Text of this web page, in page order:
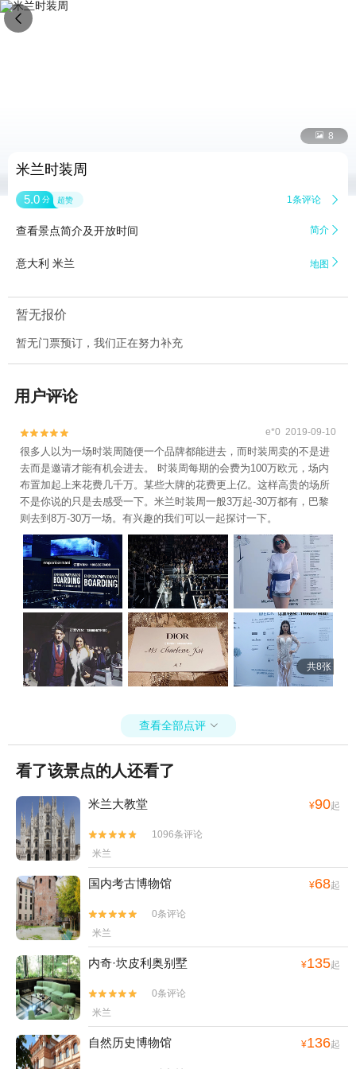
 8
米兰时装周
5.0 分 超赞 1条评论 
查看景点简介及开放时间 简介 
意大利 米兰 地图 
暂无报价
暂无门票预订，我们正在努力补充
用户评论

 e*0 2019-09-10
很多人以为一场时装周随便一个品牌都能进去，而时装周卖的不是进
去而是邀请才能有机会进去。 时装周每期的会费为100万欧元，场内
布置加起上来花费几千万。某些大牌的花费更上亿。这样高贵的场所
不是你说的只是去感受一下。米兰时装周一般3万起-30万都有，巴黎
则去到8万-30万一场。有兴趣的我们可以一起探讨一下。
共8张
查看全部点评 
看了该景点的人还看了
米兰大教堂 ¥90起


1096条评论
米兰
国内考古博物馆 ¥68起


0条评论
米兰
内奇·坎皮利奥别墅 ¥135起


0条评论
米兰
自然历史博物馆 ¥136起
